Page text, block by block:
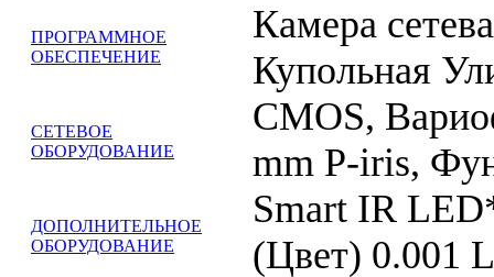
ПРОГРАММНОЕ
ОБЕСПЕЧЕНИЕ
СЕТЕВОЕ
ОБОРУДОВАНИЕ
ДОПОЛНИТЕЛЬНОЕ
ОБОРУДОВАНИЕ
Камера
Купольная
CMOS,
mm P-iris,
Smart IR
(Цвет) 0.001